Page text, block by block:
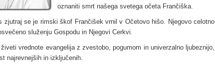
oznaniti smrt našega svetega očeta Frančiška.
zjutraj se je rimski škof Frančišek vrnil v Očetovo hišo. Njegovo celotno
služenju Gospodu in Njegovi Cerkvi.
vrednote evangelija z zvestobo, pogumom in univerzalno ljubeznijo,
najrevnejših in izključenih.